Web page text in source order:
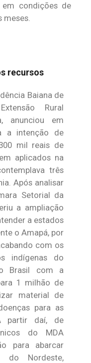
condições de
meses.
recursos
Baiana de
Rural
anunciou em
a intenção de
mil reais de
aplicados na
três
Após analisar
Setorial da
a ampliação
a estados
o Amapá, por
com os
indígenas do
Brasil com a
1 milhão de
material de
para as
partir daí, de
do MDA
para abarcar
do Nordeste,